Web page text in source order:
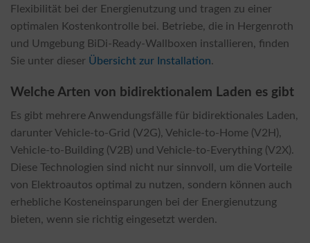
Flexibilität bei der Energienutzung und tragen zu einer
optimalen Kostenkontrolle bei. Betriebe, die in Hergenroth
und Umgebung BiDi-Ready-Wallboxen installieren, finden
Sie unter dieser Übersicht zur Installation.
Welche Arten von bidirektionalem Laden es gibt
Es gibt mehrere Anwendungsfälle für bidirektionales Laden,
darunter Vehicle-to-Grid (V2G), Vehicle-to-Home (V2H),
Vehicle-to-Building (V2B) und Vehicle-to-Everything (V2X).
Diese Technologien sind nicht nur sinnvoll, um die Vorteile
von Elektroautos optimal zu nutzen, sondern können auch
erhebliche Kosteneinsparungen bei der Energienutzung
bieten, wenn sie richtig eingesetzt werden.